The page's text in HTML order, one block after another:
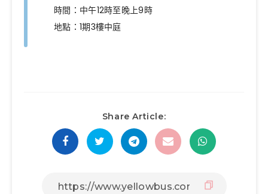
時間：中午12時至晚上9時
地點：1期3樓中庭
Share Article: